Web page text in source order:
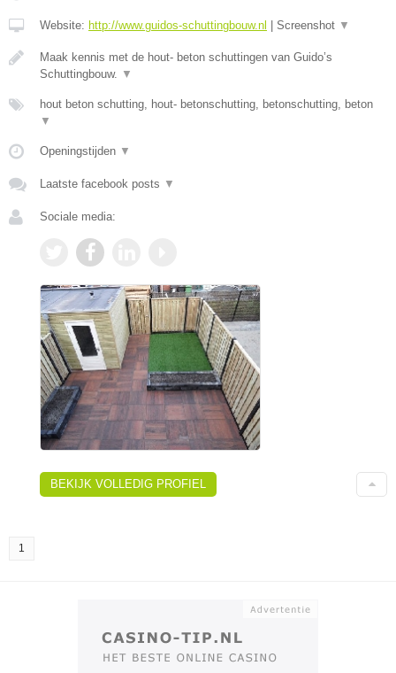
Website: http://www.guidos-schuttingbouw.nl Screenshot ▼
Maak kennis met de hout- beton schuttingen van Guido’s
Schuttingbouw. ▼
hout beton schutting, hout- betonschutting, betonschutting, beton
▼
Openingstijden ▼
Laatste facebook posts ▼
Sociale media:
BEKIJK VOLLEDIG PROFIEL
1